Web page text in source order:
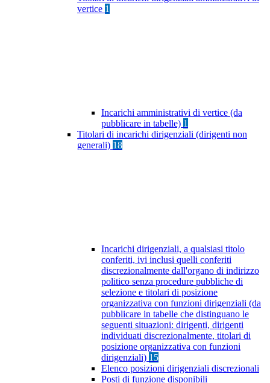
vertice 1
Incarichi amministrativi di vertice (da
pubblicare in tabelle) 1
Titolari di incarichi dirigenziali (dirigenti non
generali) 18
Incarichi dirigenziali, a qualsiasi titolo
conferiti, ivi inclusi quelli conferiti
discrezionalmente dall'organo di indirizzo
politico senza procedure pubbliche di
selezione e titolari di posizione
organizzativa con funzioni dirigenziali (da
pubblicare in tabelle che distinguano le
seguenti situazioni: dirigenti, dirigenti
individuati discrezionalmente, titolari di
posizione organizzativa con funzioni
dirigenziali) 15
Elenco posizioni dirigenziali discrezionali
Posti di funzione disponibili